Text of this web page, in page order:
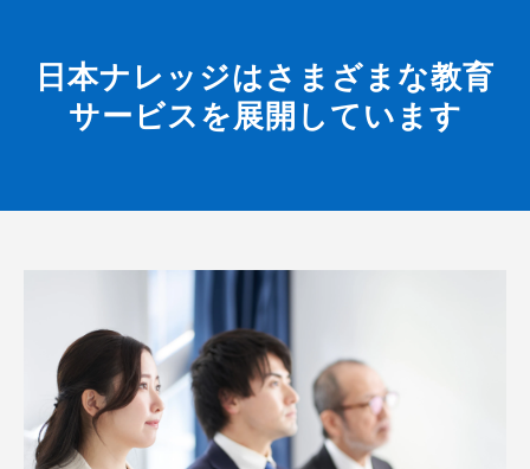
日本ナレッジはさまざまな教育
サービスを展開しています